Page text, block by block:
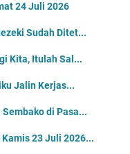
24 Juli 2026
Sudah Ditet...
Kita, Itulah Sal...
Jalin Kerjas...
Sembako di Pasa...
23 Juli 2026...